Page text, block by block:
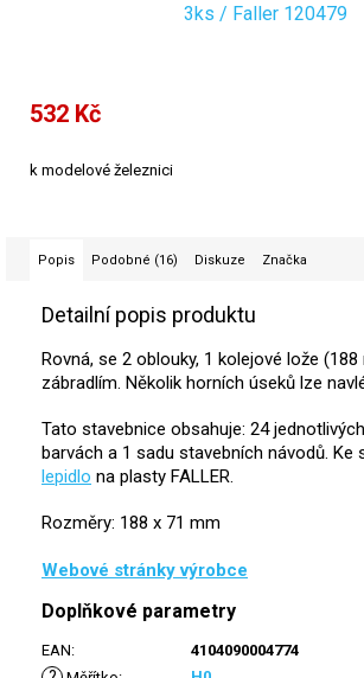
3ks / Faller 120479
532 Kč
k modelové železnici
Popis Podobné (16) Diskuze Značka
Detailní popis produktu
Rovná, se 2 oblouky, 1 kolejové lože
zábradlím. Několik horních úseků lze
Tato stavebnice obsahuje: 24
barvách a 1 sadu stavebních návodů. Ke
lepidlo na plasty FALLER.
Rozměry: 188 x 71 mm
Webové stránky výrobce
Doplňkové parametry
EAN: 4104090004774